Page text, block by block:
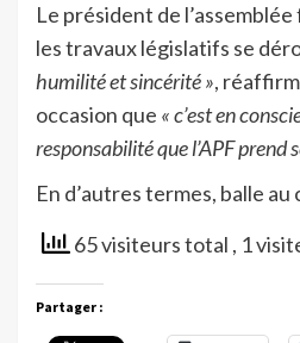
Le président de
les travaux législatifs se
humilité et sincérité »,
occasion que « c’est en
responsabilité que l’APF prend
En d’autres termes, balle au
65 visiteurs total , 1
Partager :